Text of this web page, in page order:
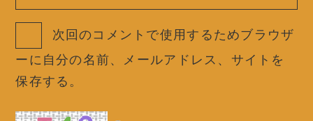
次回のコメントで使用するためブラウザ
ーに自分の名前、メールアドレス、サイトを
保存する。